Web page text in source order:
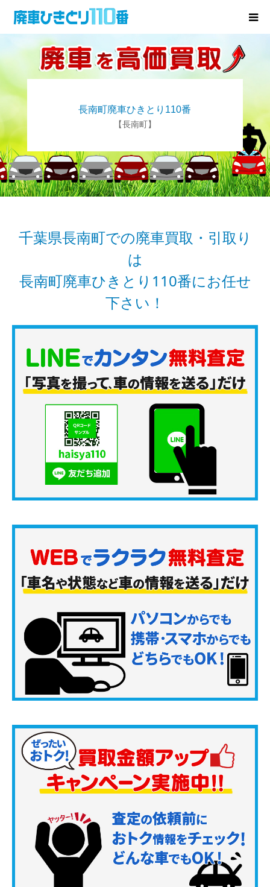
長南町廃車ひきとり110番
【長南町】
千葉県長南町での廃車買取・引取り
は
長南町廃車ひきとり110番にお任せ
下さい！
廃車･事故車の買取
お役立ち情報
お知らせ